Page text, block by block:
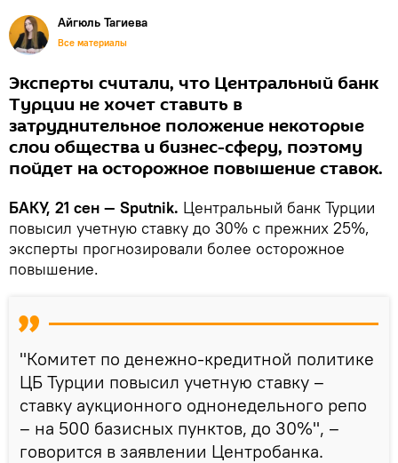
Айгюль Тагиева
Все материалы
Эксперты считали, что Центральный банк
Турции не хочет ставить в
затруднительное положение некоторые
слои общества и бизнес-сферу, поэтому
пойдет на осторожное повышение ставок.
БАКУ, 21 сен — Sputnik. Центральный банк Турции
повысил учетную ставку до 30% с прежних 25%,
эксперты прогнозировали более осторожное
повышение.
"Комитет по денежно-кредитной политике
ЦБ Турции повысил учетную ставку –
ставку аукционного однонедельного репо
– на 500 базисных пунктов, до 30%", –
говорится в заявлении Центробанка.